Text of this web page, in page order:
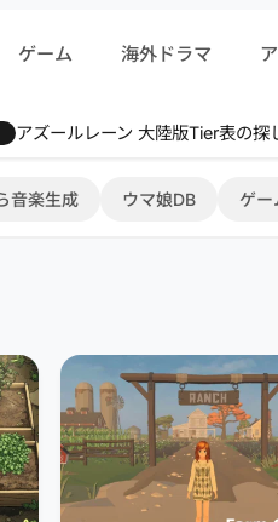
ゲーム 海外ドラマ
アズールレーン 大陸版Tier表の探
音楽生成 ウマ娘DB ゲー